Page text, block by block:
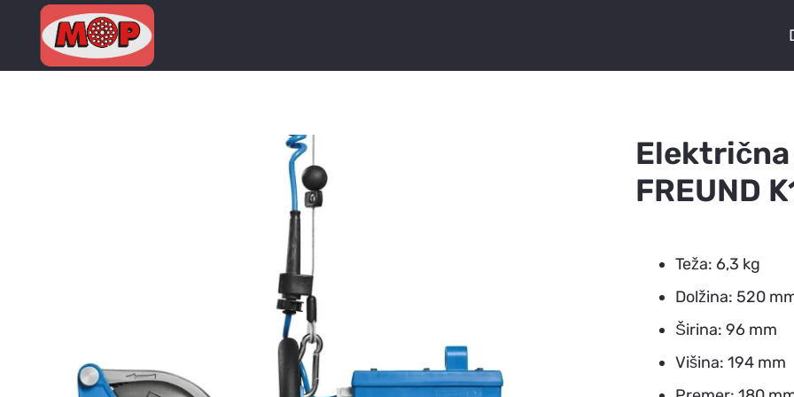
FREUND
Teža: 6,3 kg
Dolžina: 520
Širina: 96 mm
Višina: 194 mm